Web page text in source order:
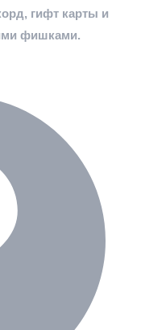
гифт карты и
фишками.